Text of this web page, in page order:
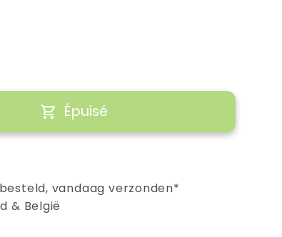
Épuisé
vandaag verzonden*
& België